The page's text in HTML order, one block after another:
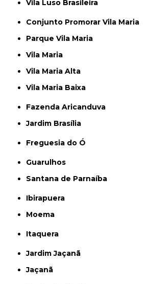
Vila Luso Brasileira
Conjunto Promorar Vila Maria
Parque Vila Maria
Vila Maria
Vila Maria Alta
Vila Maria Baixa
Fazenda Aricanduva
Jardim Brasília
Freguesia do Ó
Guarulhos
Santana de Parnaíba
Ibirapuera
Moema
Itaquera
Jardim Jaçanã
Jaçanã